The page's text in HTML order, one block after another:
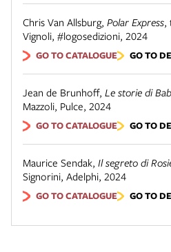
Chris Van Allsburg, Polar Express,
Vignoli, #logosedizioni, 2024
GO TO CATALOGUE GO TO
Jean de Brunhoff, Le storie di
Mazzoli, Pulce, 2024
GO TO CATALOGUE GO TO
Maurice Sendak, Il segreto di
Signorini, Adelphi, 2024
GO TO CATALOGUE GO TO